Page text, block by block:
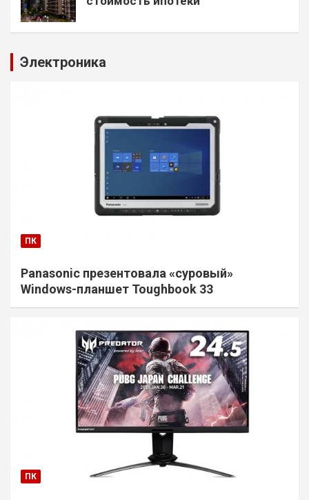
Электроника
ПК
Panasonic презентовала «суровый»
Windows-планшет Toughbook 33
ПК